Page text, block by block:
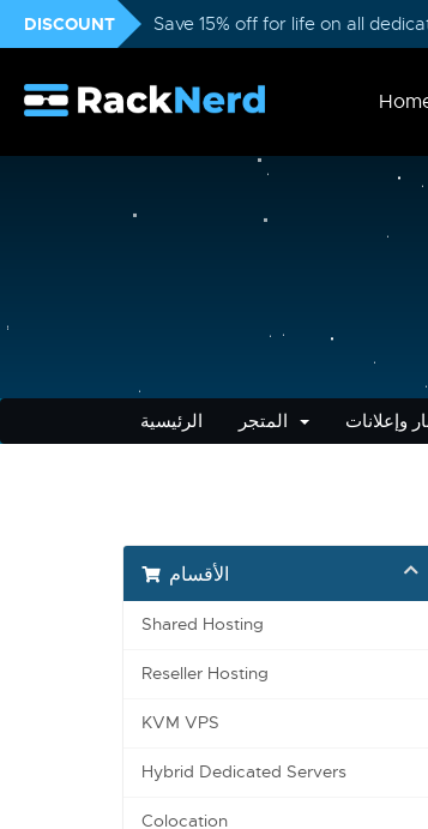
DISCOUNT Save 15% off for life on all
الرئيسية وإعلانات
الأقسام
Shared Hosting
Reseller Hosting
KVM VPS
Hybrid Dedicated Servers
Colocation